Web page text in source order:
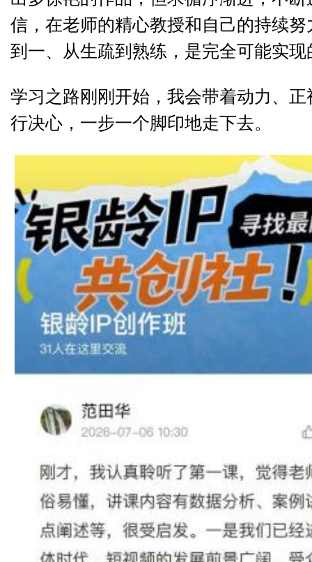
信，在老师的精心教授和自己的持续努
到一、从生疏到熟练，是完全可能实现
学习之路刚刚开始，我会带着动力、正
行决心，一步一个脚印地走下去。